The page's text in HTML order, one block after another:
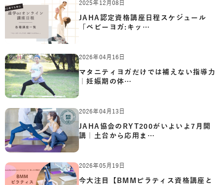
2025年12月08日
JAHA認定資格講座日程スケジュール
「ベビーヨガ:キッ…
2026年04月16日
マタニティヨガだけでは補えない指導力
｜妊娠期の体…
2026年04月13日
JAHA協会のRYT200がいよいよ7月開
講｜土台から応用ま…
2026年05月19日
今大注目【BMMピラティス資格講座と